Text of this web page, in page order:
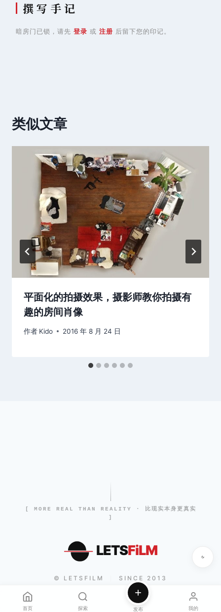
撰 写 手 记
暗房门已锁，请先 登录 或 注册 后留下您的印记。
类似文章
平面化的拍摄效果，摄影师教你拍摄有
趣的房间肖像
作者 Kido 2016 年 8 月 24 日
[ MORE REAL THAN REALITY · 比现实本身更真实
]
LETSFiLM
© LETSFILM SINCE 2013
首页 探索 发布 我的